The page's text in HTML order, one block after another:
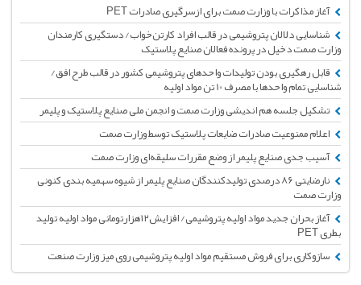
آغاز مذاکرات با وزارت صمت برای ازسرگیری صادرات PET
شناسایی دلالان پتروشیمی در قالب افراد کارتن‌خواب/ دستگیری کارمندان
وزارت صمت دخیل در پرونده فعالان صنایع پلاستیک
قابل رهگیری بودن تولیدات واحدهای پتروشیمی کشور در قالب طرح افق/
شناسایی تمام واحدها با مصرف 10 تن مواد اولیه
تشکیل جلسه هم اندیشی وزارت صمت و انجمن ملی صنایع پلاستیک و پلیمر
اعلام ممنوعیت صادرات ضایعات پلاستیک توسط وزارت صمت
آسیب جدی صنایع پلیمر از وضع مقررات سلیقه‌ای وزارت صمت
نارضایتی 86 درصدی تولیدکنندگان صنایع پلیمر از شیوه سهمیه بندی کنونی
وزارت صمت
آغاز بحران جدید مواد اولیه پتروشیمی‌/‌ افزایش‌۱۲‌هزارتومانی مواد اولیه تولید
بطری PET
سازوکاری برای فروش مستقیم مواد اولیه پتروشیمی روی میز وزارت صنعت